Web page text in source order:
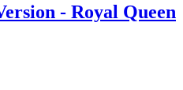
- Royal Queen